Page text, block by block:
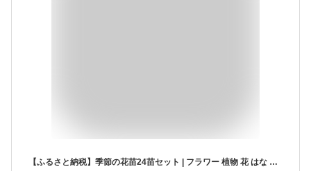
【ふるさと納税】季節の花苗24苗セット | フラワー 植物 花 はな 花苗 プラント ギフト プレゼント 敬老の日 人気 おすすめ 送料無料